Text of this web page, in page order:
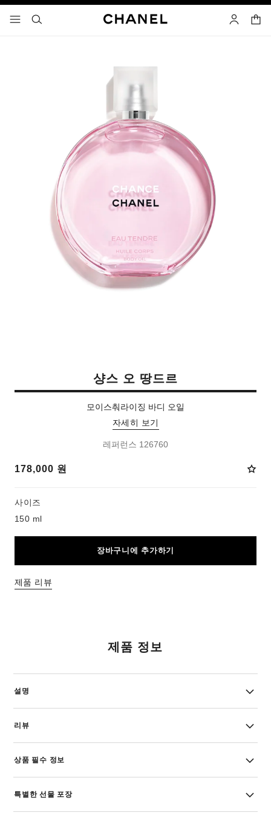
메뉴 - 기본 탐색
- 네비게이션
검색 마이 페
장바
샹스 오 땅드르
모이스춰라이징 바디 오일
자세히 보기
레퍼런스 126760
178,000 원
사이즈
150 ml
장바구니에 추가하기
제품 리뷰
제품 정보
설명
리뷰
상품 필수 정보
특별한 선물 포장